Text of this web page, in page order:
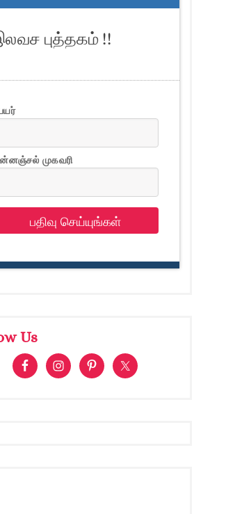
புத்தகம் !!
முகவரி
பதிவு செய்யுங்கள்
Us